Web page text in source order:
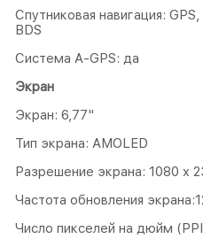
Спутниковая навигация:
BDS
Система A-GPS: да
Экран
Экран: 6,77"
Тип экрана: AMOLED
Разрешение экрана: 1080 x
Частота обновления
Число пикселей на дюйм